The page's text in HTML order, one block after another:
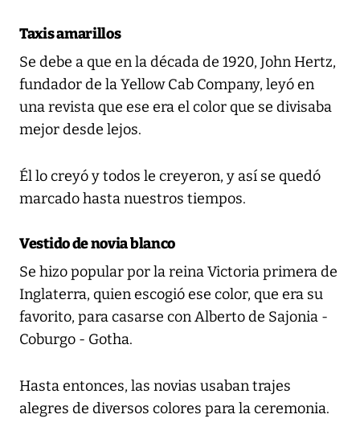
Taxis amarillos
Se debe a que en la década de 1920, John Hertz,
fundador de la Yellow Cab Company, leyó en
una revista que ese era el color que se divisaba
mejor desde lejos.
Él lo creyó y todos le creyeron, y así se quedó
marcado hasta nuestros tiempos.
Vestido de novia blanco
Se hizo popular por la reina Victoria primera de
Inglaterra, quien escogió ese color, que era su
favorito, para casarse con Alberto de Sajonia -
Coburgo - Gotha.
Hasta entonces, las novias usaban trajes
alegres de diversos colores para la ceremonia.